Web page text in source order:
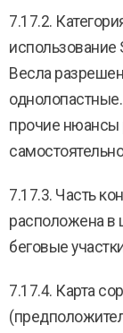
7.17.2.
использование
Весла
прочие нюансы
7.17.3. Часть
расположена в
беговые
7.17.4. Карта